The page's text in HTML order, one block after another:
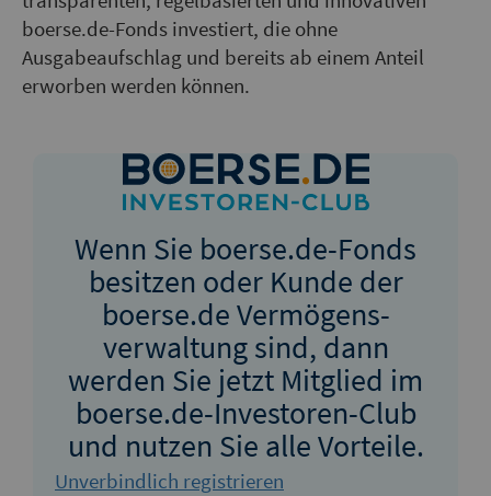
boerse.de-Fonds investiert, die ohne
Ausgabeaufschlag und bereits ab einem Anteil
erworben werden können.
Wenn Sie boerse.de-Fonds
besitzen oder Kunde der
boerse.de Vermögens­
verwaltung sind, dann
werden Sie jetzt Mitglied im
boerse.de-Investoren-Club
und nutzen Sie alle Vorteile.
Unverbindlich registrieren